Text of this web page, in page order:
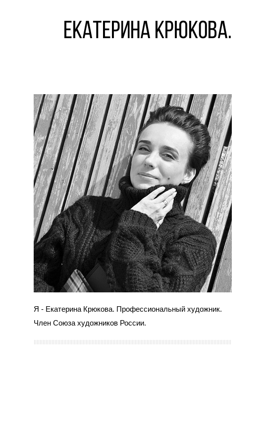
ЕКАТЕРИНА КРЮКОВА.
Я - Екатерина Крюкова. Профессиональный художник.
Член Союза художников России.